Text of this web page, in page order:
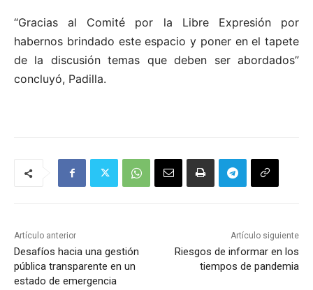
“Gracias al Comité por la Libre Expresión por
habernos brindado este espacio y poner en el tapete
de la discusión temas que deben ser abordados”
concluyó, Padilla.
Artículo anterior
Desafíos hacia una gestión
pública transparente en un
estado de emergencia
Artículo siguiente
Riesgos de informar en los
tiempos de pandemia